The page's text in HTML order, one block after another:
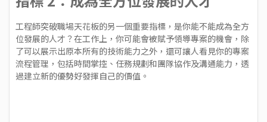
工程師突破職場天花板的另一個重要指標，是你能不能成為全方
位發展的人才？在工作上，你可能會被賦予領導專案的機會，除
了可以展示出原本所有的技術能力之外，還可讓人看見你的專案
流程管理，包括時間掌控、任務規劃和團隊協作及溝通能力，透
過建立新的優勢好發揮自己的價值。